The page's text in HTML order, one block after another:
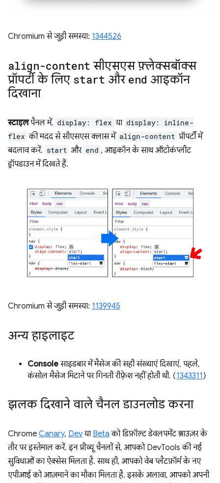
Chromium से जुड़ी समस्या: 1344526
align-content सीएसएस फ़्लेक्सबॉक्स
प्रॉपर्टी के लिए start और end आइकॉन
दिखाना
स्टाइलपैनल में, display: flex या display: inline-
flex की मदद से सीएसएस क्लास में align-content प्रॉपर्टी में
बदलाव करें. start और end , आइकॉन के साथ ऑटोकंप्लीट
ड्रॉपडाउन में दिखते हैं.
Chromium से जुड़ी समस्या: 1139945
अन्य हाइलाइट
Consoleसाइडबार में मैसेज की सही संख्याएं दिखाएं. पहले,
कंसोल मैसेज मिटाने पर गिनती रीफ़्रेश नहीं होती थी. (1343311 )
झलक दिखाने वाले चैनल डाउनलोड करना
Chrome Canary, Devया Beta को डिफ़ॉल्ट डेवलपमेंट ब्राउज़र के
तौर पर इस्तेमाल करें. इन प्रीव्यू चैनलों से, आपको DevTools की नई
सुविधाओं का ऐक्सेस मिलता है. साथ ही, आपको वेब प्लैटफ़ॉर्म के नए
एपीआई को आज़माने का मौका मिलता है. इसके अलावा, आपको अपनी